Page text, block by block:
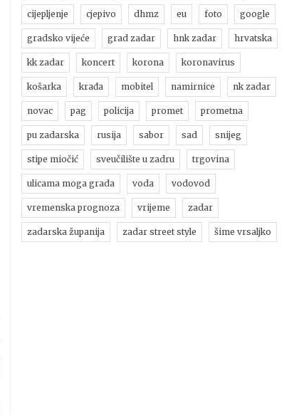
cijepljenje cjepivo dhmz eu foto google
gradsko vijeće grad zadar hnk zadar hrvatska
kk zadar koncert korona koronavirus
košarka krađa mobitel namirnice nk zadar
novac pag policija promet prometna
pu zadarska rusija sabor sad snijeg
stipe miočić sveučilište u zadru trgovina
ulicama moga grada voda vodovod
vremenska prognoza vrijeme zadar
zadarska županija zadar street style šime vrsaljko